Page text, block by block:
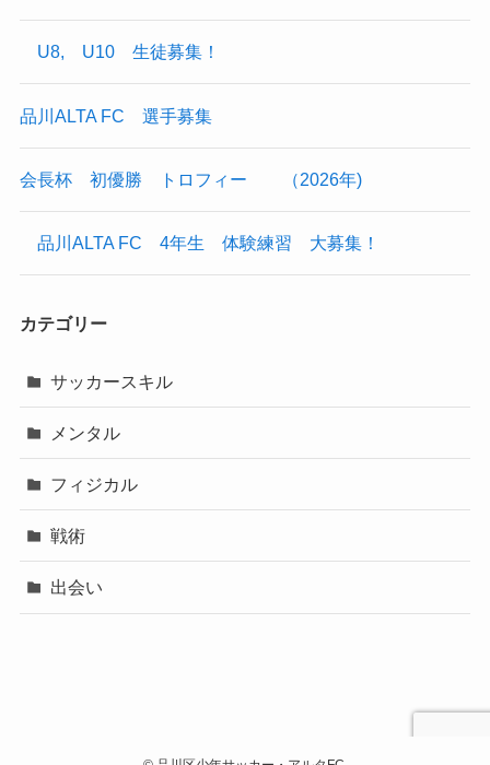
U8, U10 生徒募集！
品川ALTA FC 選手募集
会長杯 初優勝 トロフィー （2026年)
品川ALTA FC 4年生 体験練習 大募集！
カテゴリー
サッカースキル
メンタル
フィジカル
戦術
出会い